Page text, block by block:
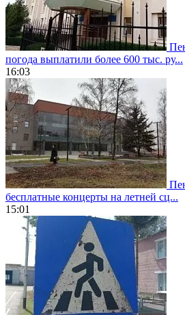
погода выплатили более 600 тыс. ру...
16:03
бесплатные концерты на летней сц...
15:01